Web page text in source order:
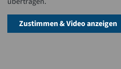
Zustimmen & Video anzeigen